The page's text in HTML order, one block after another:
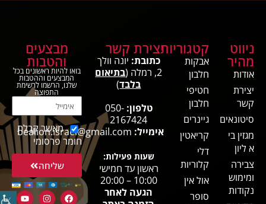
ניווט
מהיר
אודות
יצירת
קשר
סיטונאים
מגזין בי
א ליון
צבירה
ומימוש
נקודות
קטגוריות
אבקות
חלבון
חטיפי
חלבון
גיינרים
קריאטין
דלי
קלוריות
אול אין
סופר
יצירת קשר
כתובת: יונה וולך
2, רמלה (
בתיאום
בלבד)
טלפון: 050-
2167424
אימייל: bealion.israel@gmail.com
שעות פעילות:
ראשון עד חמישי
10:00 – 20:00
הגעה לאחר
מבצעים
והטבות
בואו להיות ראשונים בכל
המבצעים וההטבות
שלנו, הרשמו לרשימת
התפוצה
מאשר קבלת
חומר פרסומי
שליחה